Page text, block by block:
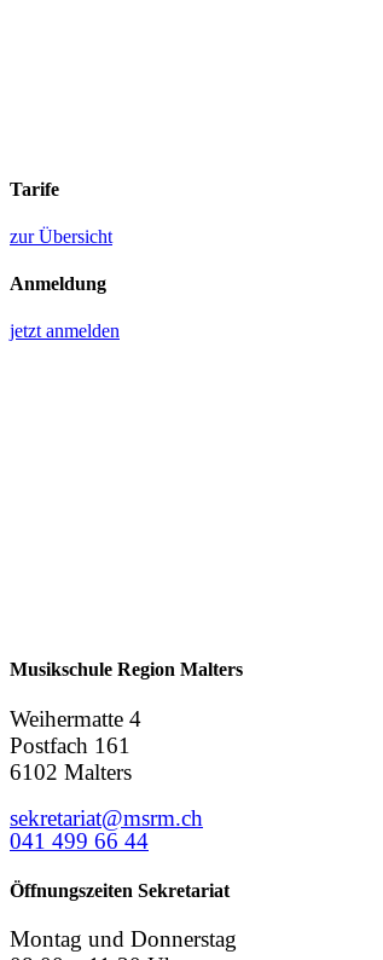
Tarife
zur Übersicht
Anmeldung
jetzt anmelden
Musikschule Region Malters
Weihermatte 4
Postfach 161
6102 Malters
sekretariat@msrm.ch
041 499 66 44
Öffnungszeiten Sekretariat
Montag und Donnerstag